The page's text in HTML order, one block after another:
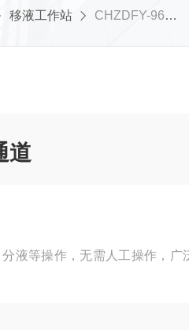
移液工作站 CHZDFY-96移液工作站 一键式移液连续分液96通道
道
液等操作，无需人工操作，广